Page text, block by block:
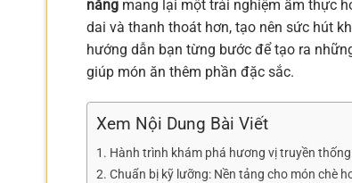
năng mang lại một trải nghiệm ẩm thực
dai và thanh thoát hơn, tạo nên sức hút
hướng dẫn bạn từng bước để tạo ra
giúp món ăn thêm phần đặc sắc.
Xem Nội Dung Bài Viết
Hành trình khám phá hương vị truyền
Chuẩn bị kỹ lưỡng: Nền tảng cho món chè